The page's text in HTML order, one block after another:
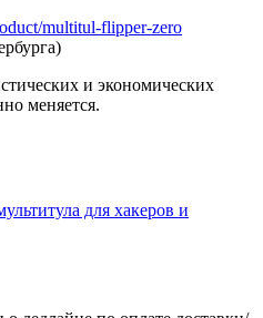
multitul-flipper-zero
и экономических
меняется.
для хакеров и